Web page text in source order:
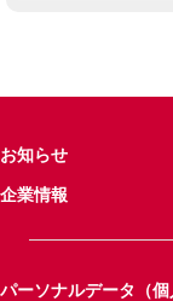
お知らせ
企業情報
パーソナルデータ（